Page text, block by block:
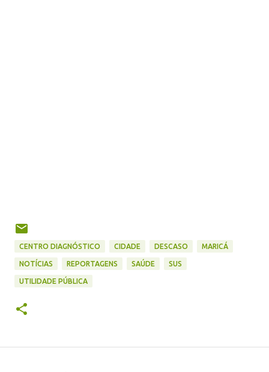
CENTRO DIAGNÓSTICO CIDADE DESCASO MARICÁ
NOTÍCIAS REPORTAGENS SAÚDE SUS
UTILIDADE PÚBLICA